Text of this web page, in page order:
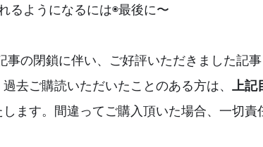
るようになるには◉最後に〜
事の閉鎖に伴い、ご好評いただきました記
去ご購読いただいたことのある方は、
上
ます。間違ってご購入頂いた場合、一切責